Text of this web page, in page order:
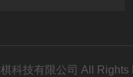
科技有限公司 All